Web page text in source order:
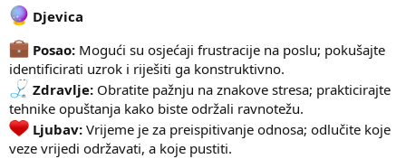
Djevica
Posao: Mogući su osjećaji frustracije na poslu; pokušajte
identificirati uzrok i riješiti ga konstruktivno.
Zdravlje: Obratite pažnju na znakove stresa; prakticirajte
tehnike opuštanja kako biste održali ravnotežu.
Ljubav: Vrijeme je za preispitivanje odnosa; odlučite koje
veze vrijedi održavati, a koje pustiti.